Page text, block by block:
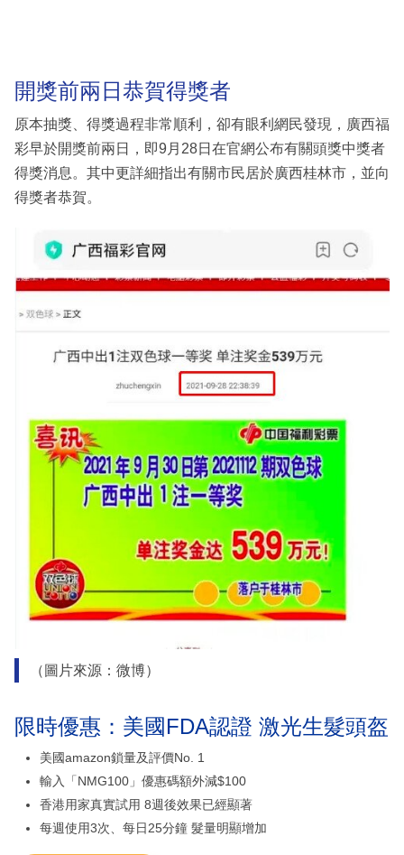
開獎前兩日恭賀得獎者
原本抽獎、得獎過程非常順利，卻有眼利網民發現，廣西福
彩早於開獎前兩日，即9月28日在官網公布有關頭獎中獎者
得獎消息。其中更詳細指出有關市民居於廣西桂林市，並向
得獎者恭賀。
（圖片來源：微博）
限時優惠：美國FDA認證 激光生髮頭盔
美國amazon鎖量及評價No. 1
輸入「NMG100」優惠碼額外減$100
香港用家真實試用 8週後效果已經顯著
每週使用3次、每日25分鐘 髮量明顯增加